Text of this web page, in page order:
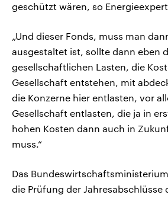
geschützt wären, so
„Und dieser Fonds, muss man
ausgestaltet ist, sollte dann eben
gesellschaftlichen Lasten, die
Gesellschaft entstehen, mit
die Konzerne hier entlasten, vor
Gesellschaft entlasten, die ja in
hohen Kosten dann auch in
muss.“
Das
die Prüfung der Jahresabschlüsse